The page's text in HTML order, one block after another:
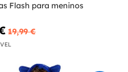
Flash para meninos
19,99 €